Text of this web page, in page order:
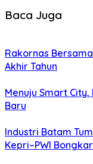
Baca Juga
Rakornas
Akhir Tahun
Menuju Smart
Baru
Industri Batam
Kepri–PWI